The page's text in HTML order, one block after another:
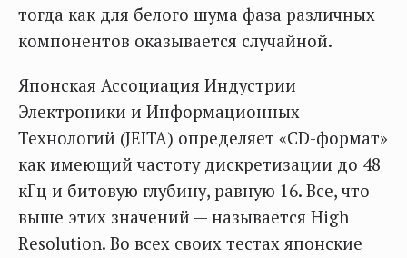
тогда как для белого шума фаза различных
компонентов оказывается случайной.
Японская Ассоциация Индустрии
Электроники и Информационных
Технологий (JEITA) определяет «CD-формат»
как имеющий частоту дискретизации до 48
кГц и битовую глубину, равную 16. Все, что
выше этих значений — называется High
Resolution. Во всех своих тестах японские